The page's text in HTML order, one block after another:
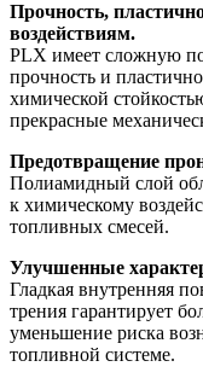
Прочность,
воздействиям.
PLX имеет сложную
прочность и
химической
прекрасные
Предотвращение
Полиамидный слой
к химическому
топливных смесей.
Улучшенные
Гладкая внутренняя
трения гарантирует
уменьшение риска
топливной системе.